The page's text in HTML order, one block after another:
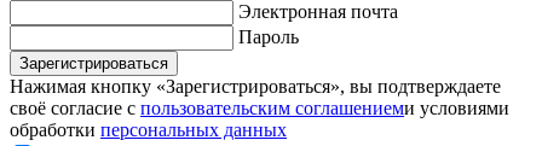
Электронная почта
Пароль
Зарегистрироваться
Нажимая кнопку «Зарегистрироваться», вы подтверждаете
своё согласие с пользовательским соглашениеми условиями
обработки персональных данных